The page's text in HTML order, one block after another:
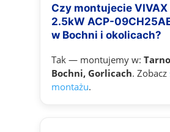
Czy montujecie VIVAX
2.5kW ACP-
w Bochni i okolicach?
Tak — montujemy w:
Bochni, Gorlicach. Zobacz
montażu.